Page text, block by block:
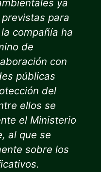
ya
para
compañía ha
de
con
públicas
del
ellos se
el Ministerio
al que se
sobre los